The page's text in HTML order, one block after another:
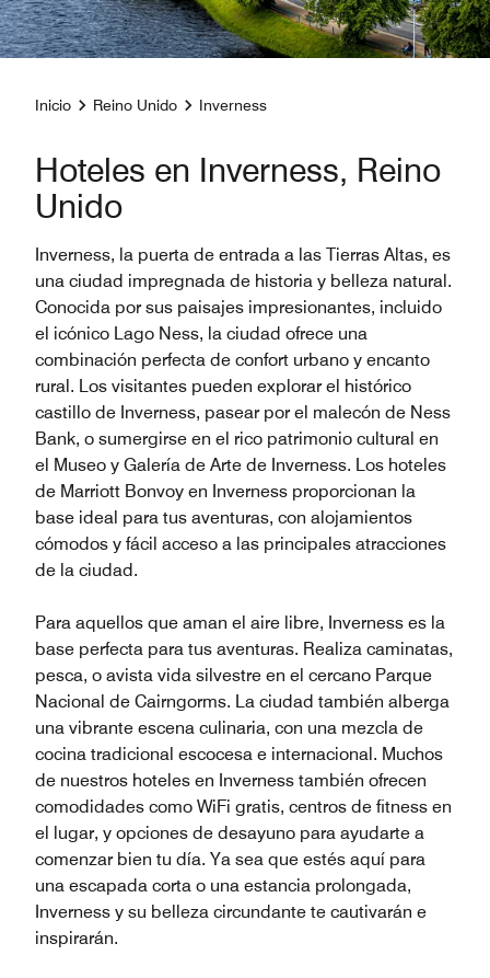
Inicio Reino Unido Inverness
Hoteles en Inverness, Reino
Unido
Inverness, la puerta de entrada a las Tierras Altas, es
una ciudad impregnada de historia y belleza natural.
Conocida por sus paisajes impresionantes, incluido
el icónico Lago Ness, la ciudad ofrece una
combinación perfecta de confort urbano y encanto
rural. Los visitantes pueden explorar el histórico
castillo de Inverness, pasear por el malecón de Ness
Bank, o sumergirse en el rico patrimonio cultural en
el Museo y Galería de Arte de Inverness. Los hoteles
de Marriott Bonvoy en Inverness proporcionan la
base ideal para tus aventuras, con alojamientos
cómodos y fácil acceso a las principales atracciones
de la ciudad.
Para aquellos que aman el aire libre, Inverness es la
base perfecta para tus aventuras. Realiza caminatas,
pesca, o avista vida silvestre en el cercano Parque
Nacional de Cairngorms. La ciudad también alberga
una vibrante escena culinaria, con una mezcla de
cocina tradicional escocesa e internacional. Muchos
de nuestros hoteles en Inverness también ofrecen
comodidades como WiFi gratis, centros de fitness en
el lugar, y opciones de desayuno para ayudarte a
comenzar bien tu día. Ya sea que estés aquí para
una escapada corta o una estancia prolongada,
Inverness y su belleza circundante te cautivarán e
inspirarán.